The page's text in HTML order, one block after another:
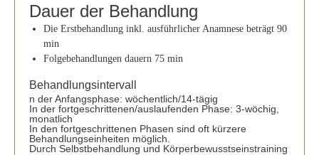
Dauer der Behandlung
Die Erstbehandlung inkl. ausführlicher Anamnese beträgt 90
min
Folgebehandlungen dauern 75 min
Behandlungsintervall
n der Anfangsphase: wöchentlich/14-tägig
In der fortgeschrittenen/auslaufenden Phase: 3-wöchig,
monatlich
In den fortgeschrittenen Phasen sind oft kürzere
Behandlungseinheiten möglich.
Durch Selbstbehandlung und Körperbewusstseinstraining